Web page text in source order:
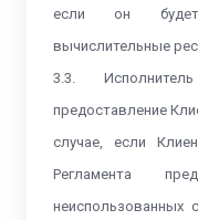
если он будет
вычислительные
3.3.
предоставление
случае, если
Регламента
неиспользованных